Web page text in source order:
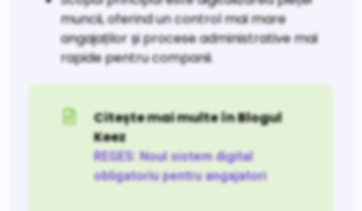
muncii, oferind un control mai mare
angajaților și procese administrative mai
rapide pentru companii.
Citește mai multe în Blogul
Keez
REGES: Noul sistem digital
obligatoriu pentru angajatori